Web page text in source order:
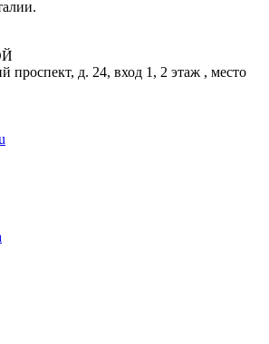
проспект, д. 24, вход 1, 2 этаж , место